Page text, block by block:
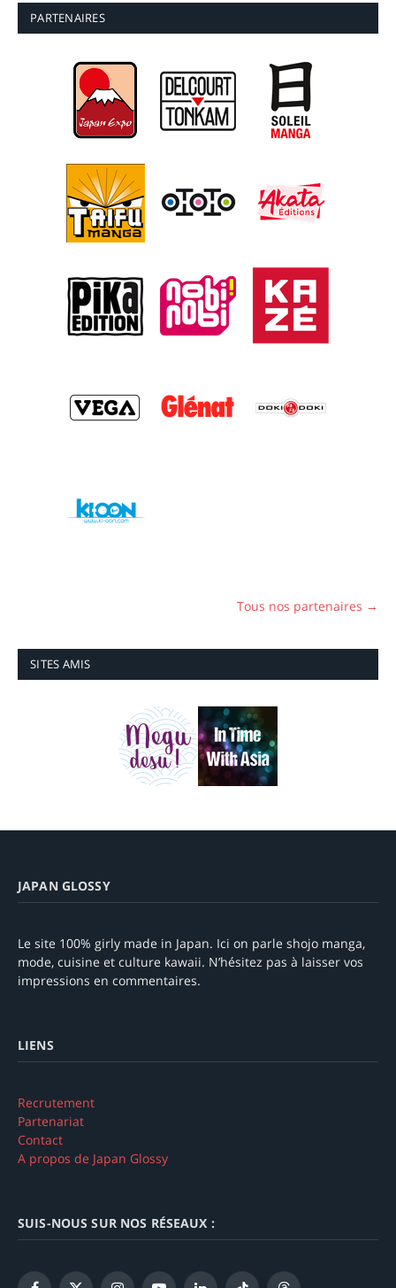
PARTENAIRES
Tous nos partenaires →
SITES AMIS
JAPAN GLOSSY
Le site 100% girly made in Japan. Ici on parle shojo manga,
mode, cuisine et culture kawaii. N’hésitez pas à laisser vos
impressions en commentaires.
LIENS
Recrutement
Partenariat
Contact
A propos de Japan Glossy
SUIS-NOUS SUR NOS RÉSEAUX :